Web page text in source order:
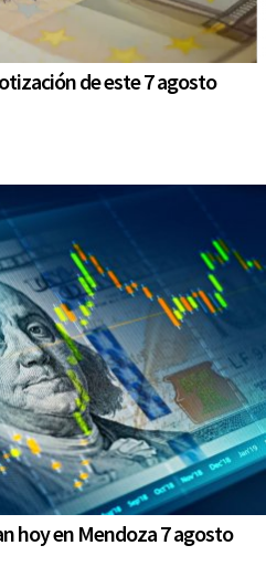
de este 7 agosto
hoy en Mendoza 7 agosto